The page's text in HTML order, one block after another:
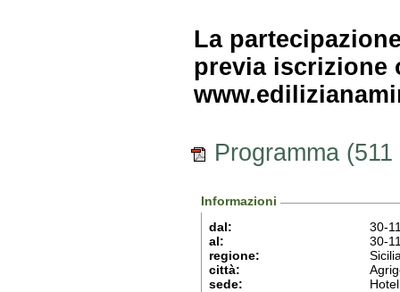
La
previa iscrizione
Programma (511
Informazioni
dal:
30-
al:
30-
regione:
città:
sede: